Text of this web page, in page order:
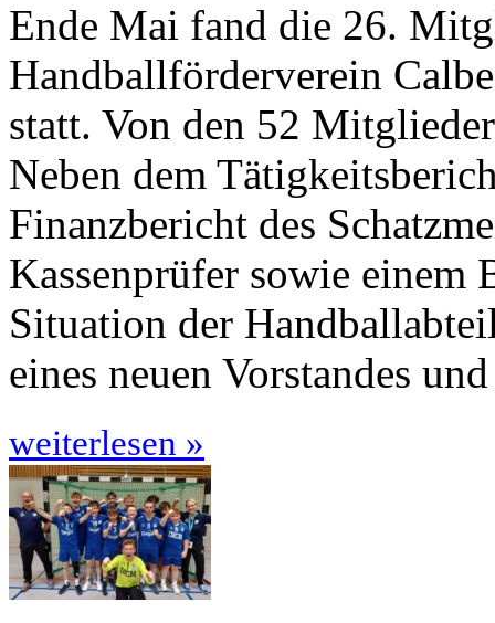
Ende Mai fand die 26.
Handballförderverein
statt. Von den 52
Neben dem
Finanzbericht des
Kassenprüfer sowie einem
Situation der
eines neuen Vorstandes
weiterlesen »